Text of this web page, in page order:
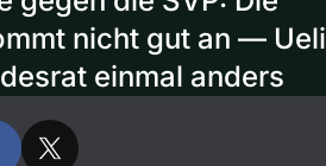
nicht gut an —
einmal anders